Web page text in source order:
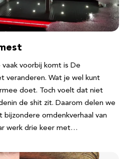
voorbij komt is De
veranderen. Wat je wel kunt
doet. Toch voelt dat niet
de shit zit. Daarom delen we
omdenkverhaal van
werk drie keer met…